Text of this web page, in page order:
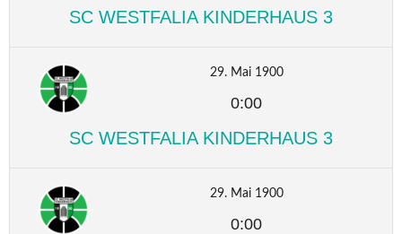
SC WESTFALIA KINDERHAUS 3
29. Mai 1900
0:00
SC WESTFALIA KINDERHAUS 3
29. Mai 1900
0:00